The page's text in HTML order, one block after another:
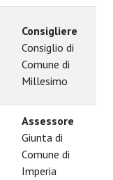
Consigliere
Consiglio di
Comune di
Millesimo
Assessore
Giunta di
Comune di
Imperia